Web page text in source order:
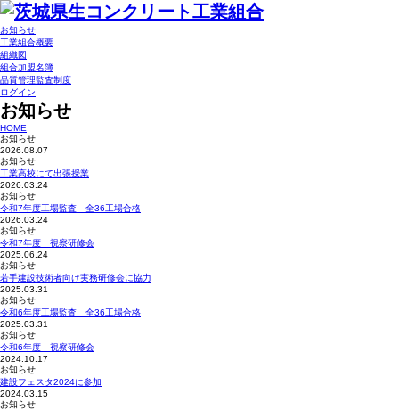
お知らせ
工業組合概要
組織図
組合加盟名簿
品質管理監査制度
ログイン
お知らせ
HOME
お知らせ
2026.08.07
お知らせ
工業高校にて出張授業
2026.03.24
お知らせ
令和7年度工場監査 全36工場合格
2026.03.24
お知らせ
令和7年度 視察研修会
2025.06.24
お知らせ
若手建設技術者向け実務研修会に協力
2025.03.31
お知らせ
令和6年度工場監査 全36工場合格
2025.03.31
お知らせ
令和6年度 視察研修会
2024.10.17
お知らせ
建設フェスタ2024に参加
2024.03.15
お知らせ